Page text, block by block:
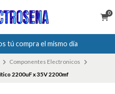
0
tú compra el mismo día
Componentes Electronicos
2200uF x 35V 2200mf